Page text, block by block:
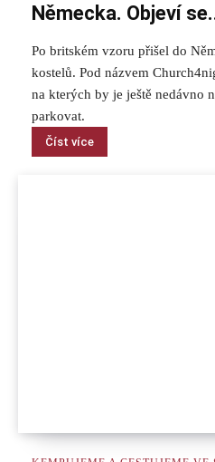
Německa. Objeví
Po britském vzoru přišel do
kostelů. Pod názvem
na kterých by je ještě nedávno
parkovat.
Číst více